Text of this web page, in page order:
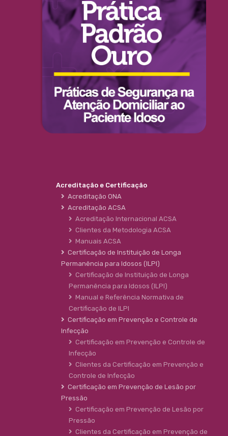
Acreditação e Certificação
Acreditação ONA
Acreditação ACSA
Acreditação Internacional ACSA
Clientes da Metodologia ACSA
Manuais ACSA
Certificação de Instituição de Longa
Permanência para Idosos (ILPI)
Certificação de Instituição de Longa
Permanência para Idosos (ILPI)
Manual e Referência Normativa de
Certificação de ILPI
Certificação em Prevenção e Controle de
Infecção
Certificação em Prevenção e Controle de
Infecção
Clientes da Certificação em Prevenção e
Controle de Infecção
Certificação em Prevenção de Lesão por
Pressão
Certificação em Prevenção de Lesão por
Pressão
Clientes da Certificação em Prevenção de